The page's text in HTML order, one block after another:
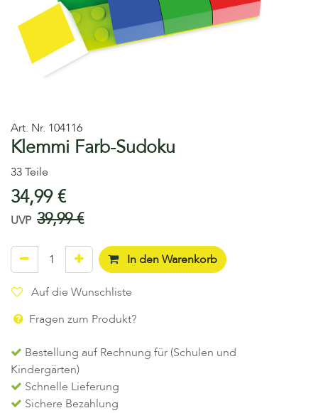
Art. Nr. 104116
Klemmi Farb-Sudoku
33 Teile
34,99€
UVP 39,99€
In den Warenkorb
Auf die Wunschliste
Fragen zum Produkt?
Bestellung auf Rechnung für (Schulen und
Kindergärten)
Schnelle Lieferung
Sichere Bezahlung